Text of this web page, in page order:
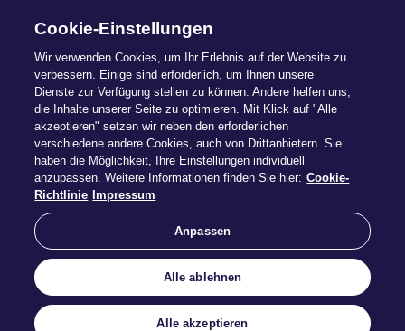
Druck­stücke
Laden Sie Druckstücke wie Anträge,
Leistungsübersichten, IPID oder Highlightblätter
bequem herunter.
Nutzen Sie die folgenden Buttons, die
Filterfunktionen oder das Suchfeld, um das
passende Dokument rasch zu finden.
Cookie-Einstellungen
Wir verwenden Cookies, um Ihr Erlebnis auf der Website zu
verbessern. Einige sind erforderlich, um Ihnen unsere
Dienste zur Verfügung stellen zu können. Andere helfen uns,
die Inhalte unserer Seite zu optimieren. Mit Klick auf "Alle
akzeptieren" setzen wir neben den erforderlichen
verschiedene andere Cookies, auch von Drittanbietern. Sie
haben die Möglichkeit, Ihre Einstellungen individuell
anzupassen. Weitere Informationen finden Sie hier: Cookie-
Richtlinie Impressum
Anpassen
Alle ablehnen
Alle akzeptieren